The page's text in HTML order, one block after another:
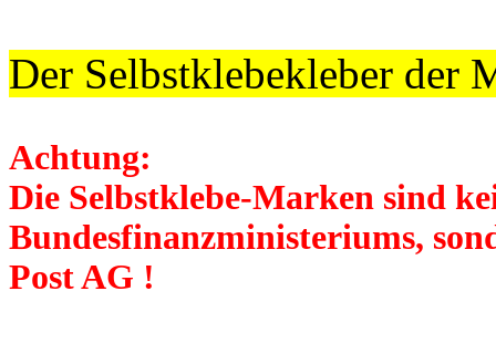
Der Selbstklebekleber der
Achtung:
Die Selbstklebe-Marken sind
Bundesfinanzministeriums,
Post AG !